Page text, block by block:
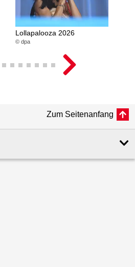
Lollapalooza 2026
© dpa
Zum Seitenanfang